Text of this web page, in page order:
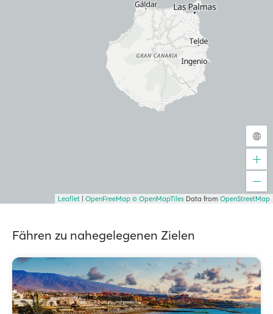
Leaflet OpenFreeMap © OpenMapTiles Data from OpenStreetMap
Fähren zu nahegelegenen Zielen